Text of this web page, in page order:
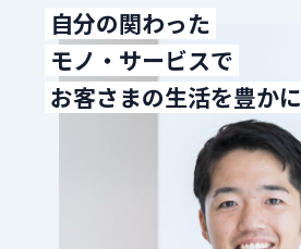
自分の関わった
モノ・サービスで
お客さまの生活を豊かに